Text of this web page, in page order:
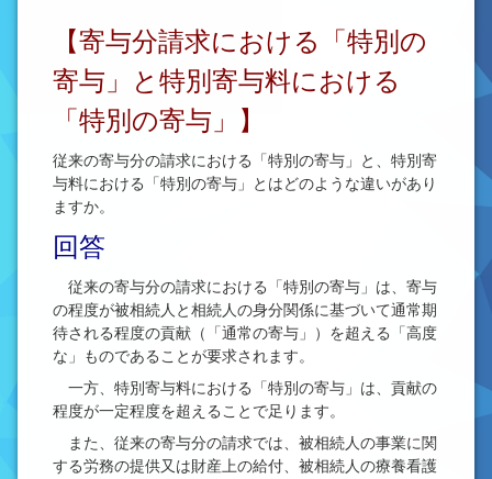
法律を勉強しよう
司法書士資格者・受験生募集中
【寄与分請求における「特別の
寄与」と特別寄与料における
「特別の寄与」】
従来の寄与分の請求における「特別の寄与」と、特別寄
与料における「特別の寄与」とはどのような違いがあり
ますか。
回答
従来の寄与分の請求における「特別の寄与」は、寄与
の程度が被相続人と相続人の身分関係に基づいて通常期
待される程度の貢献（「通常の寄与」）を超える「高度
な」ものであることが要求されます。
一方、特別寄与料における「特別の寄与」は、貢献の
程度が一定程度を超えることで足ります。
また、従来の寄与分の請求では、被相続人の事業に関
する労務の提供又は財産上の給付、被相続人の療養看護